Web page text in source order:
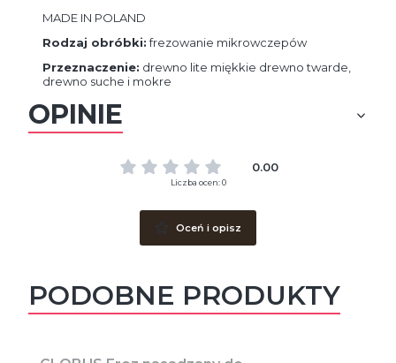
MADE IN POLAND
Rodzaj obróbki:frezowanie mikrowczepów
Przeznaczenie: drewno lite miękkie drewno twarde,
drewno suche i mokre
OPINIE
0.00
Liczba ocen: 0
Oceń i opisz
PODOBNE PRODUKTY